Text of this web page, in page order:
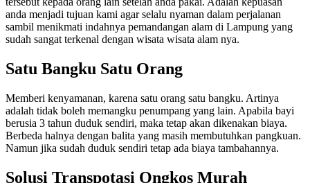
anda menjadi tujuan kami agar selalu nyaman dalam perjalanan
sambil menikmati indahnya pemandangan alam di Lampung yang
sudah sangat terkenal dengan wisata wisata alam nya.
Satu Bangku Satu Orang
Memberi kenyamanan, karena satu orang satu bangku. Artinya
adalah tidak boleh memangku penumpang yang lain. Apabila bayi
berusia 3 tahun duduk sendiri, maka tetap akan dikenakan biaya.
Berbeda halnya dengan balita yang masih membutuhkan pangkuan.
Namun jika sudah duduk sendiri tetap ada biaya tambahannya.
Solusi Transpotasi Ongkos Murah